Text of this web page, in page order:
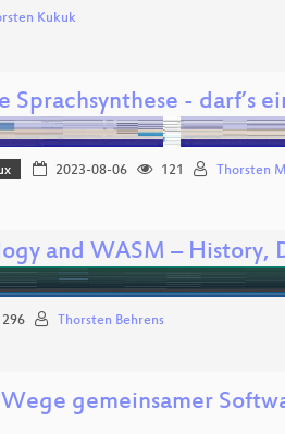
Kukuk
- darf’s
2023-08-06 121 Thorsten
and WASM – History,
296 Thorsten Behrens
gemeinsamer